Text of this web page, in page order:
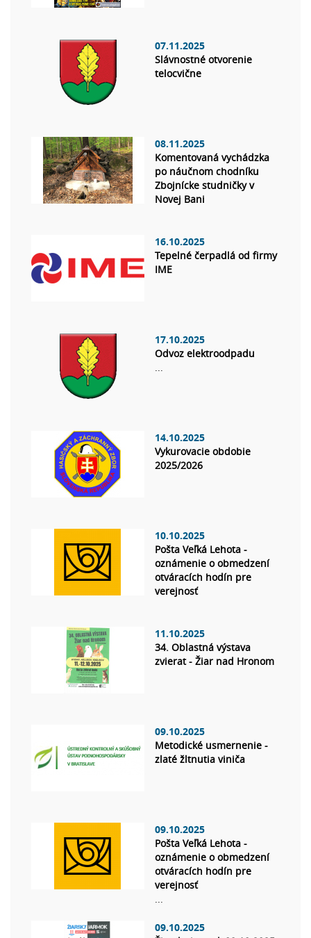
07.11.2025
Slávnostné otvorenie
telocvične
08.11.2025
Komentovaná vychádzka
po náučnom chodníku
Zbojnícke studničky v
Novej Bani
16.10.2025
Tepelné čerpadlá od firmy
IME
17.10.2025
Odvoz elektroodpadu
...
14.10.2025
Vykurovacie obdobie
2025/2026
10.10.2025
Pošta Veľká Lehota -
oznámenie o obmedzení
otváracích hodín pre
verejnosť
11.10.2025
34. Oblastná výstava
zvierat - Žiar nad Hronom
09.10.2025
Metodické usmernenie -
zlaté žltnutia viniča
09.10.2025
Pošta Veľká Lehota -
oznámenie o obmedzení
otváracích hodín pre
verejnosť
...
09.10.2025